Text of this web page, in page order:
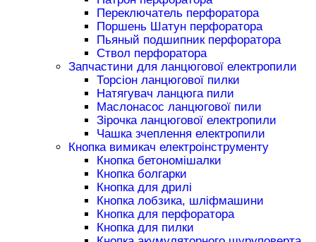
Переключатель перфоратора
Поршень Шатун перфоратора
Пьяный подшипник перфоратора
Ствол перфоратора
Запчастини для ланцюгової електропили
Торсіон ланцюгової пилки
Натягувач ланцюга пили
Маслонасос ланцюгової пили
Зірочка ланцюгової електропили
Чашка зчеплення електропили
Кнопка вимикач електроінструменту
Кнопка бетономішалки
Кнопка болгарки
Кнопка для дрилі
Кнопка лобзика, шліфмашини
Кнопка для перфоратора
Кнопка для пилки